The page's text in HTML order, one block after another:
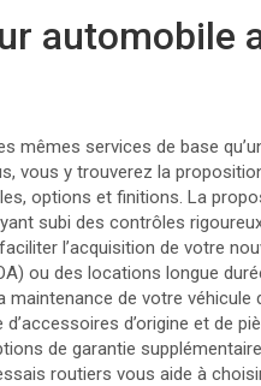
automobile
mêmes services de base
vous y trouverez la
options et finitions. La
subi des contrôles
l’acquisition de votre
ou des locations longue
de votre véhicule
d’origine et de
de garantie
routiers vous aide à